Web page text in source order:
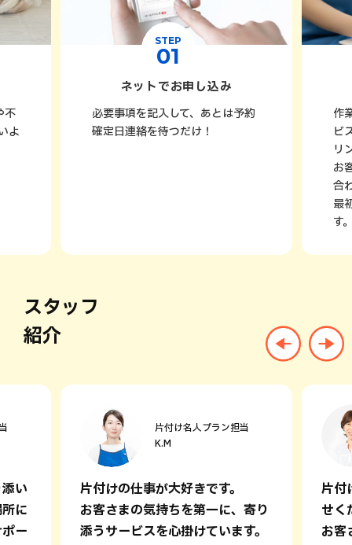
不
よ
STEP
01
ネットでお申し込み
必要事項を記入して、あとは予約
確定日連絡を待つだけ！
作
ビ
リ
お
合
最
す
スタッフ
紹介
い
に
ー
片付け名人プラン担当
K.M
片付けの仕事が大好きです。
お客さまの気持ちを第一に、寄り
添うサービスを心掛けています。
片付
せく
お客